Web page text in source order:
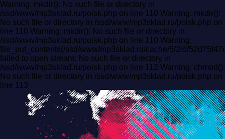
Warning: mkdir(): No such file or directory in
/ssd/www/mp3sklad.ru/poisk.php on line 110 Warning: mkdir():
No such file or directory in /ssd/www/mp3sklad.ru/poisk.php on
line 110 Warning: mkdir(): No such file or directory in
/ssd/www/mp3sklad.ru/poisk.php on line 110 Warning:
file_put_contents(/ssd/www/mp3sklad.ru/cache/5/2/d/
failed to open stream: No such file or directory in
/ssd/www/mp3sklad.ru/poisk.php on line 112 Warning: chmod():
No such file or directory in /ssd/www/mp3sklad.ru/poisk.php on
line 113